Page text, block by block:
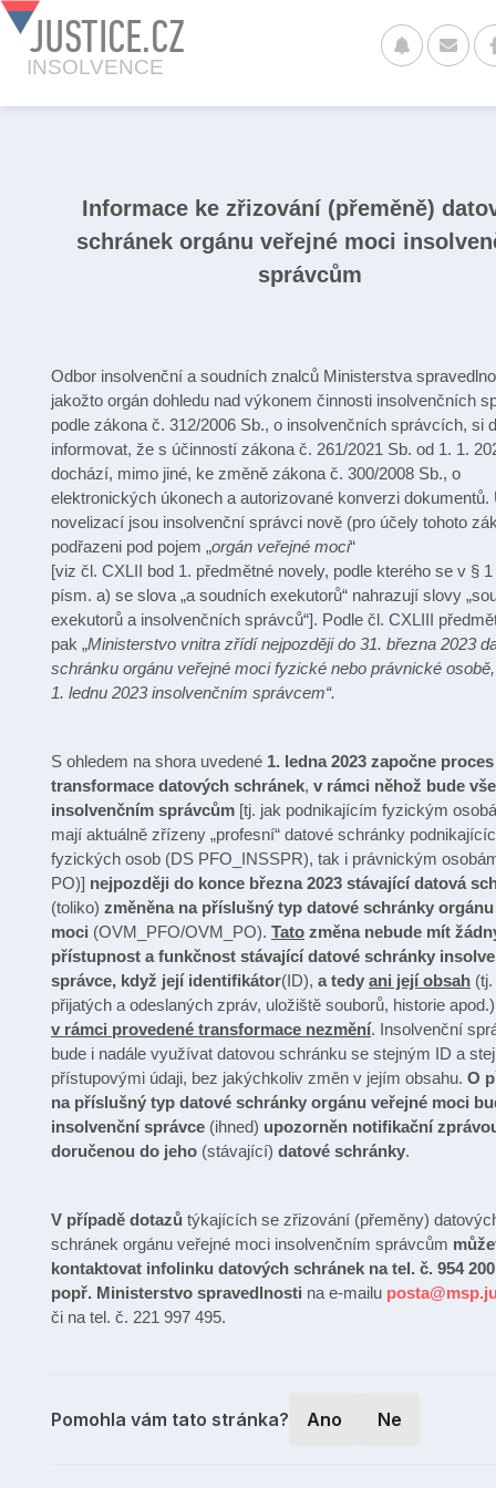
JUSTICE.CZ
INSOLVENCE
Informace ke zřizování (přeměně)
schránek orgánu veřejné moci
správcům
Odbor insolvenční a soudních znalců Ministerstva
jakožto orgán dohledu nad výkonem činnosti insolvenčních
podle zákona č. 312/2006 Sb., o insolvenčních správcích, si
informovat, že s účinností zákona č. 261/2021 Sb. od 1. 1.
dochází, mimo jiné, ke změně zákona č. 300/2008 Sb., o
elektronických úkonech a autorizované konverzi dokumentů.
novelizací jsou insolvenční správci nově (pro účely tohoto
podřazeni pod pojem „orgán veřejné moci“
[viz čl. CXLII bod 1. předmětné novely, podle kterého se v §
písm. a) se slova „a soudních exekutorů“ nahrazují slovy
exekutorů a insolvenčních správců“]. Podle čl. CXLIII
pak „Ministerstvo vnitra zřídí nejpozději do 31. března 2023
schránku orgánu veřejné moci fyzické nebo právnické
1. lednu 2023 insolvenčním správcem“.
S ohledem na shora uvedené 1. ledna 2023 započne proces
transformace datových schránek, v rámci něhož bude
insolvenčním správcům [tj. jak podnikajícím fyzickým
mají aktuálně zřízeny „profesní“ datové schránky
fyzických osob (DS PFO_INSSPR), tak i právnickým
PO)] nejpozději do konce března 2023 stávající datová
(toliko) změněna na příslušný typ datové schránky
moci (OVM_PFO/OVM_PO). Tato změna nebude mít
přístupnost a funkčnost stávající datové schránky
správce, když její identifikátor(ID), a tedy ani její obsah
přijatých a odeslaných zpráv, uložiště souborů, historie
v rámci provedené transformace nezmění. Insolvenční
bude i nadále využívat datovou schránku se stejným ID a
přístupovými údaji, bez jakýchkoliv změn v jejím obsahu. O
na příslušný typ datové schránky orgánu veřejné moci
insolvenční správce (ihned) upozorněn notifikační
doručenou do jeho (stávající) datové schránky.
V případě dotazů týkajících se zřizování (přeměny)
schránek orgánu veřejné moci insolvenčním správcům
kontaktovat infolinku datových schránek na tel. č. 954 200
popř. Ministerstvo spravedlnosti na e-mailu
či na tel. č. 221 997 495.
Pomohla vám tato stránka? Ano Ne